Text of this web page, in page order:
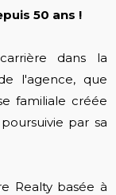
50 ans !
dans la
l'agence, que
familiale créée
par sa
Realty basée à